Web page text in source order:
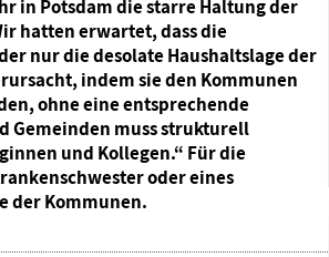
kompakt
in Potsdam die starre Haltung der
hatten erwartet, dass die
nur die desolate Haushaltslage der
indem sie den Kommunen
ohne eine entsprechende
Gemeinden muss strukturell
und Kollegen.“ Für die
oder eines
der Kommunen.